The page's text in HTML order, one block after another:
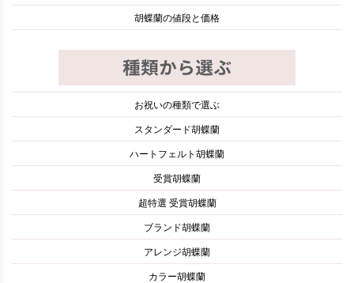
胡蝶蘭の値段と価格
お祝いの種類で選ぶ
スタンダード胡蝶蘭
ハートフェルト胡蝶蘭
受賞胡蝶蘭
超特選 受賞胡蝶蘭
ブランド胡蝶蘭
アレンジ胡蝶蘭
カラー胡蝶蘭